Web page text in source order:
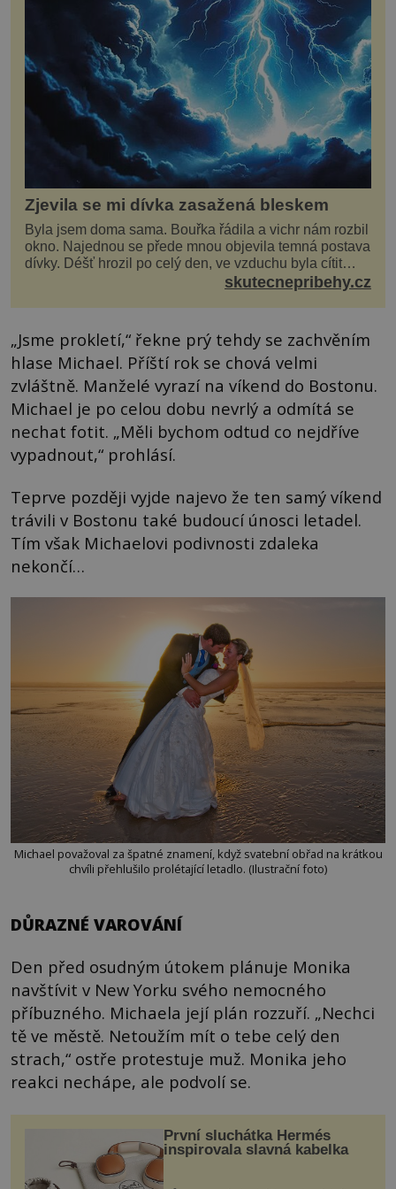
Zjevila se mi dívka zasažená bleskem
Byla jsem doma sama. Bouřka řádila a vichr nám rozbil
okno. Najednou se přede mnou objevila temná postava
dívky. Déšť hrozil po celý den, ve vzduchu byla cítit
bouřka. Do topolů před domem se opřel ví...skutecnepribehy.cz
„Jsme prokletí,“ řekne prý tehdy se zachvěním
hlase Michael. Příští rok se chová velmi
zvláštně. Manželé vyrazí na víkend do Bostonu.
Michael je po celou dobu nevrlý a odmítá se
nechat fotit. „Měli bychom odtud co nejdříve
vypadnout,“ prohlásí.
Teprve později vyjde najevo že ten samý víkend
trávili v Bostonu také budoucí únosci letadel.
Tím však Michaelovi podivnosti zdaleka
nekončí…
Michael považoval za špatné znamení, když svatební obřad na krátkou
chvíli přehlušilo prolétající letadlo. (Ilustrační foto)
DŮRAZNÉ VAROVÁNÍ
Den před osudným útokem plánuje Monika
navštívit v New Yorku svého nemocného
příbuzného. Michaela její plán rozzuří. „Nechci
tě ve městě. Netoužím mít o tebe celý den
strach,“ ostře protestuje muž. Monika jeho
reakci nechápe, ale podvolí se.
První sluchátka Hermés
inspirovala slavná kabelka